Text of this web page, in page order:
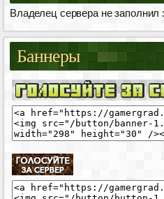
Владелец сервера не заполнил
Баннеры